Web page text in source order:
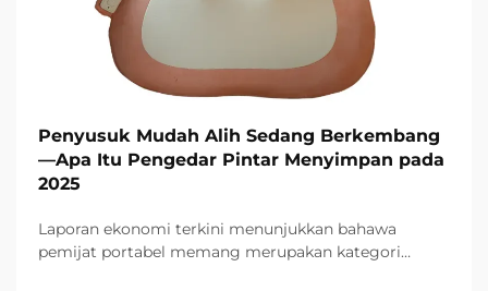
Penyusuk Mudah Alih Sedang Berkembang
—Apa Itu Pengedar Pintar Menyimpan pada
2025
Laporan ekonomi terkini menunjukkan bahawa
pemijat portabel memang merupakan kategori